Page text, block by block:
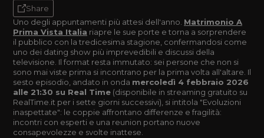
Share
Uno degli appuntamenti più attesi dell'anno. Matrimonio A
Prima Vista Italia riapre le sue porte e torna a sorprendere
il pubblico con la tredicesima stagione, confermandosi come
uno dei dating show più imprevedibili e discussi della
televisione. Il format resta immutato: sei persone che non si
sono mai viste prima si incontrano per la prima volta all'altare. Il
sesto episodio, andato in onda mercoledì 4 febbraio 2026
alle 21:30 su Real Time (disponibile in streaming gratuito su
RealTime.it per i sette giorni successivi), si intitola "Evoluzioni
inaspettate": le coppie affrontano differenze e fragilità:
incontri con esperti e una reunion portano nuove
consapevolezze e svolte inattese.